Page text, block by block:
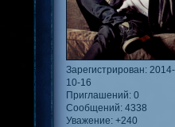
Зарегистрирован: 2014-
10-16
Приглашений: 0
Сообщений: 4338
Уважение: +240